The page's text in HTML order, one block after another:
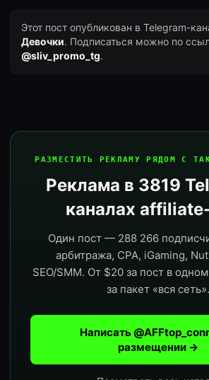
Этот пост опубликован в Telegram-
Девочки. Подписаться можно по
@sliv_promo_tg.
РАЗМЕСТИТЬ РЕКЛАМУ РЯДОМ С
Реклама в 3819
каналах
Один пост — 288 266
арбитража, CPA, iGaming,
SEO/SMM. От $20 за пост в
за пакет «вся сеть».
Написать
размещении →